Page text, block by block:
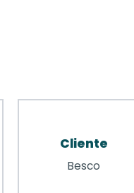
Cliente
Besco